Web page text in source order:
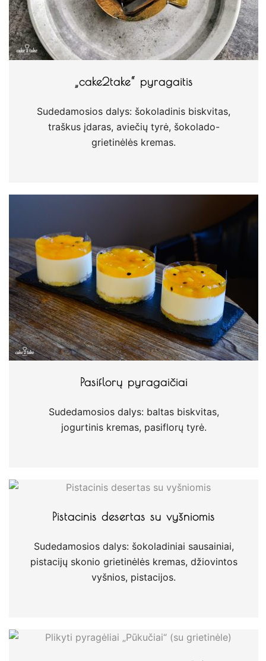
„cake2take“ pyragaitis
Sudedamosios dalys: šokoladinis biskvitas,
traškus įdaras, aviečių tyrė, šokolado-
grietinėlės kremas.
Pasiflorų pyragaičiai
Sudedamosios dalys: baltas biskvitas,
jogurtinis kremas, pasiflorų tyrė.
Pistacinis desertas su vyšniomis
Sudedamosios dalys: šokoladiniai sausainiai,
pistacijų skonio grietinėlės kremas, džiovintos
vyšnios, pistacijos.